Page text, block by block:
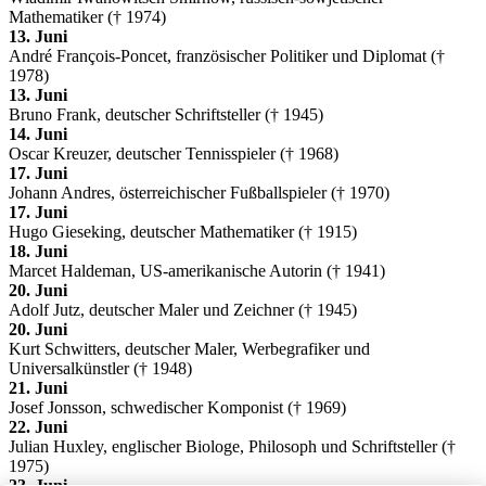
Mathematiker († 1974)
13. Juni
André François-Poncet, französischer Politiker und Diplomat (†
1978)
13. Juni
Bruno Frank, deutscher Schriftsteller († 1945)
14. Juni
Oscar Kreuzer, deutscher Tennisspieler († 1968)
17. Juni
Johann Andres, österreichischer Fußballspieler († 1970)
17. Juni
Hugo Gieseking, deutscher Mathematiker († 1915)
18. Juni
Marcet Haldeman, US-amerikanische Autorin († 1941)
20. Juni
Adolf Jutz, deutscher Maler und Zeichner († 1945)
20. Juni
Kurt Schwitters, deutscher Maler, Werbegrafiker und
Universalkünstler († 1948)
21. Juni
Josef Jonsson, schwedischer Komponist († 1969)
22. Juni
Julian Huxley, englischer Biologe, Philosoph und Schriftsteller (†
1975)